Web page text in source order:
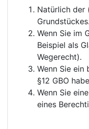
Natürlich der
Grundstückes.
Wenn Sie im
Beispiel als
Wegerecht).
Wenn Sie ein
§12 GBO
Wenn Sie
eines